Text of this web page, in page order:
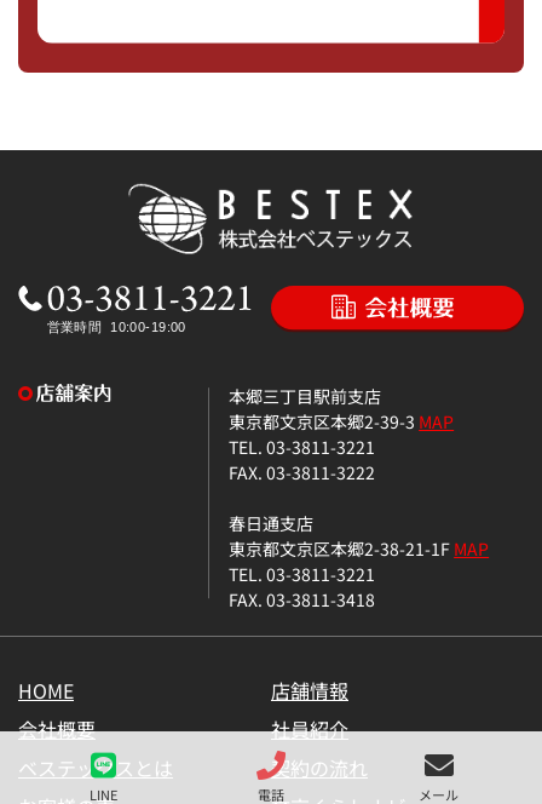
LINE 電話 メール
本郷三丁目駅前支店
東京都文京区本郷2-39-3 MAP
TEL. 03-3811-3221
FAX. 03-3811-3222
春日通支店
東京都文京区本郷2-38-21-1FMAP
TEL. 03-3811-3221
FAX. 03-3811-3418
HOME
店舗情報
会社概要
社員紹介
ベステックスとは
契約の流れ